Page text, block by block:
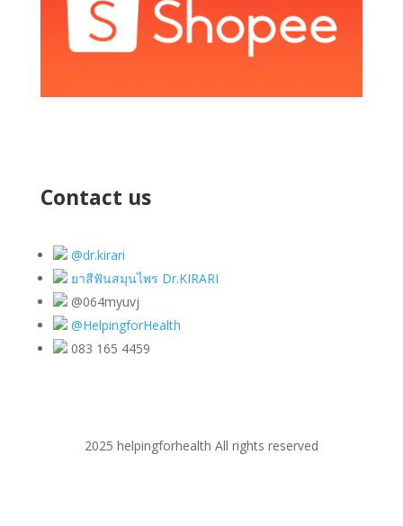
Contact us
@dr.kirari
ยาสีฟันสมุนไพร Dr.KIRARI
@064myuvj
@HelpingforHealth
083 165 4459
2025 helpingforhealth All rights reserved